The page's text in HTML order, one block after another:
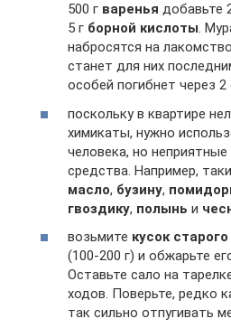
500 г варенья добавьте
5 г борной кислоты.
набросятся на
станет для них
особей погибнет через 2
поскольку в квартире
химикаты, нужно
человека, но
средства. Например,
масло, бузину,
гвоздику, полынь и
возьмите кусок
(100-200 г) и обжарьте
Оставьте сало на
ходов. Поверьте, редко
так сильно отпугивать